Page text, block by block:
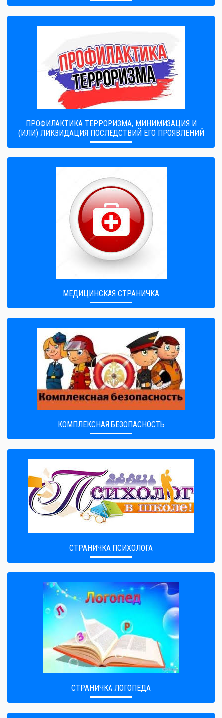
ПРОФИЛАКТИКА ТЕРРОРИЗМА, МИНИМИЗАЦИЯ И
(ИЛИ) ЛИКВИДАЦИЯ ПОСЛЕДСТВИЙ ЕГО ПРОЯВЛЕНИЙ
МЕДИЦИНСКАЯ СТРАНИЧКА
КОМПЛЕКСНАЯ БЕЗОПАСНОСТЬ
СТРАНИЧКА ПСИХОЛОГА
СТРАНИЧКА ЛОГОПЕДА